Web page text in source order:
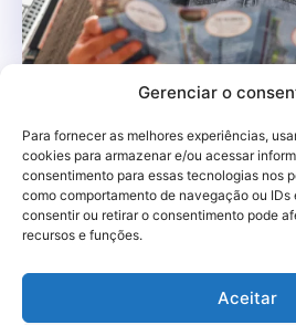
Gerenciar o
Para fornecer as melhores experiências,
cookies para armazenar e/ou acessar
consentimento para essas tecnologias nos
como comportamento de navegação ou
consentir ou retirar o consentimento pode
recursos e funções.
Aceitar
Sorocaba, SP
Sorocaba, localizada no interior do
uma cidade vibrante e repleta de
entretenimento para todos os
Hi Talent JUNHO 6, 2024